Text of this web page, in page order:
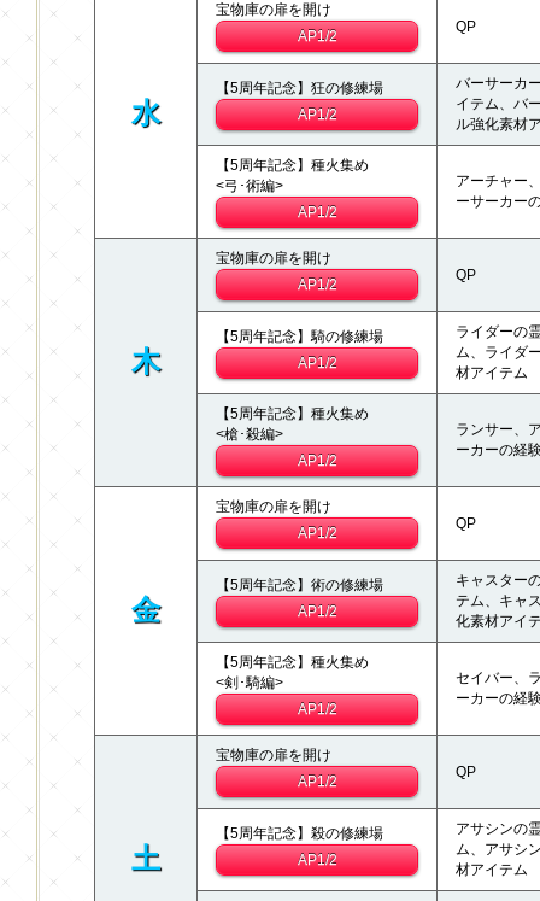
水
宝物庫の扉を開け
AP1/2
QP
【5周年記念】狂の修練場
AP1/2
バーサーカ
イテム、バ
ル強化素材
【5周年記念】種火集め
<弓･術編>
AP1/2
アーチャー
ーサーカー
木
宝物庫の扉を開け
AP1/2
QP
【5周年記念】騎の修練場
AP1/2
ライダーの
ム、ライダ
材アイテム
【5周年記念】種火集め
<槍･殺編>
AP1/2
ランサー、
ーカーの経
金
宝物庫の扉を開け
AP1/2
QP
【5周年記念】術の修練場
AP1/2
キャスター
テム、キャ
化素材アイ
【5周年記念】種火集め
<剣･騎編>
AP1/2
セイバー、
ーカーの経
土
宝物庫の扉を開け
AP1/2
QP
【5周年記念】殺の修練場
AP1/2
アサシンの
ム、アサシ
材アイテム